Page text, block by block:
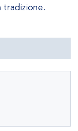
tradizione.